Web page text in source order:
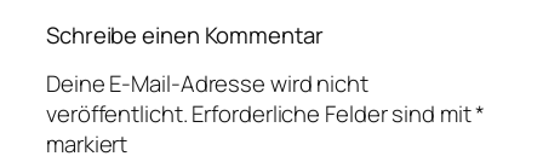
Schreibe einen Kommentar
Deine E-Mail-Adresse wird nicht
veröffentlicht.Erforderliche Felder sind mit*
markiert